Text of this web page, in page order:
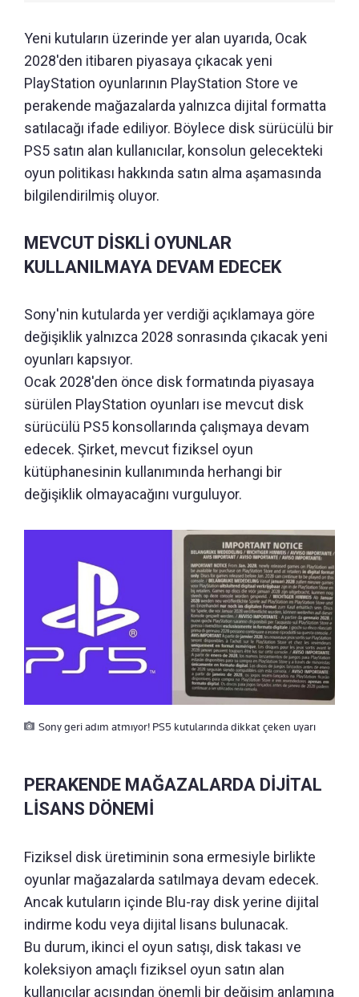
Yeni kutuların üzerinde yer alan uyarıda, Ocak
2028'den itibaren piyasaya çıkacak yeni
PlayStation oyunlarının PlayStation Store ve
perakende mağazalarda yalnızca dijital formatta
satılacağı ifade ediliyor. Böylece disk sürücülü bir
PS5 satın alan kullanıcılar, konsolun gelecekteki
oyun politikası hakkında satın alma aşamasında
bilgilendirilmiş oluyor.
MEVCUT DİSKLİ OYUNLAR
KULLANILMAYA DEVAM EDECEK
Sony'nin kutularda yer verdiği açıklamaya göre
değişiklik yalnızca 2028 sonrasında çıkacak yeni
oyunları kapsıyor.
Ocak 2028'den önce disk formatında piyasaya
sürülen PlayStation oyunları ise mevcut disk
sürücülü PS5 konsollarında çalışmaya devam
edecek. Şirket, mevcut fiziksel oyun
kütüphanesinin kullanımında herhangi bir
değişiklik olmayacağını vurguluyor.
Sony geri adım atmıyor! PS5 kutularında dikkat çeken uyarı
PERAKENDE MAĞAZALARDA DİJİTAL
LİSANS DÖNEMİ
Fiziksel disk üretiminin sona ermesiyle birlikte
oyunlar mağazalarda satılmaya devam edecek.
Ancak kutuların içinde Blu-ray disk yerine dijital
indirme kodu veya dijital lisans bulunacak.
Bu durum, ikinci el oyun satışı, disk takası ve
koleksiyon amaçlı fiziksel oyun satın alan
kullanıcılar açısından önemli bir değişim anlamına